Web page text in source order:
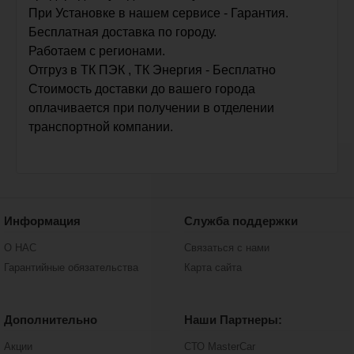
При Установке в нашем сервисе - Гарантия.
Бесплатная доставка по городу.
Работаем с регионами.
Отгруз в ТК ПЭК , ТК Энергия - Бесплатно
Стоимость доставки до вашего города
оплачивается при получении в отделении
транспортной компании.
Информация
О НАС
Гарантийные обязательства
Служба поддержки
Связаться с нами
Карта сайта
Дополнительно
Акции
Наши Партнеры:
СТО MasterCar